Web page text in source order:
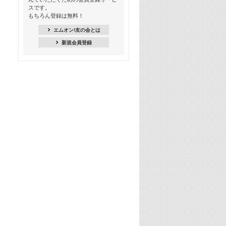
16:30
あのころK-POPヒッツ! 2021年
スです。
もちろん登録は無料！
エムオン!友の会とは
新規会員登録